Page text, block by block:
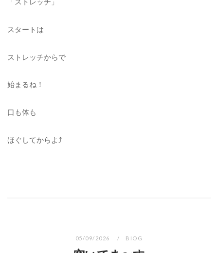
スタートは
ストレッチからで
始まるね！
口も体も
ほぐしてからよ⤴︎
05/09/2026 BIOG